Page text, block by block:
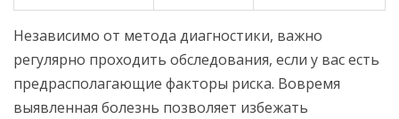
Независимо от метода диагностики, важно
регулярно проходить обследования, если у вас есть
предрасполагающие факторы риска. Вовремя
выявленная болезнь позволяет избежать